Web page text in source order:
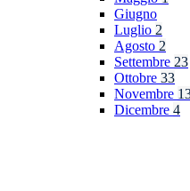
Giugno
Luglio 2
Agosto 2
Settembre 23
Ottobre 33
Novembre
Dicembre 4